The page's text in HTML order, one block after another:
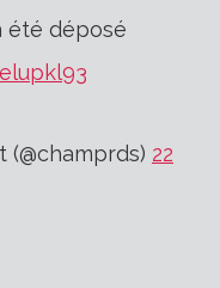
été déposé
(@champrds) 22